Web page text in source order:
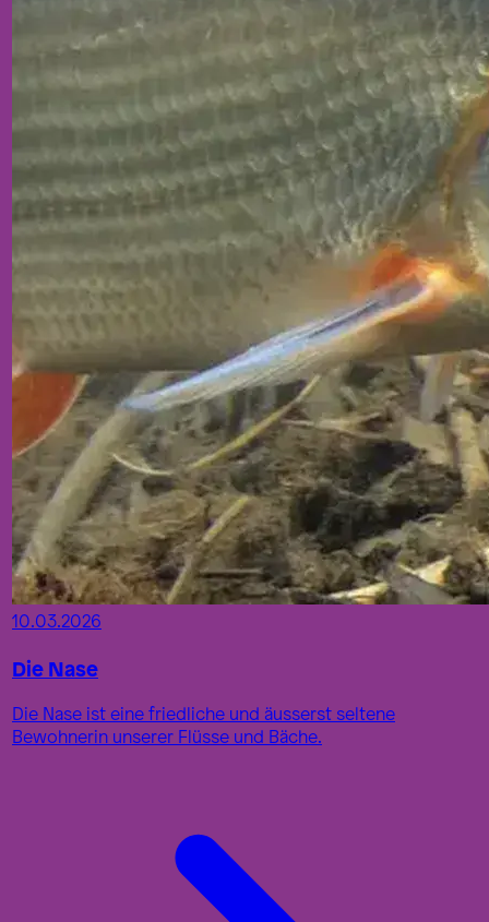
10.03.2026
Die Nase
Die Nase ist eine friedliche und äusserst seltene
Bewohnerin unserer Flüsse und Bäche.